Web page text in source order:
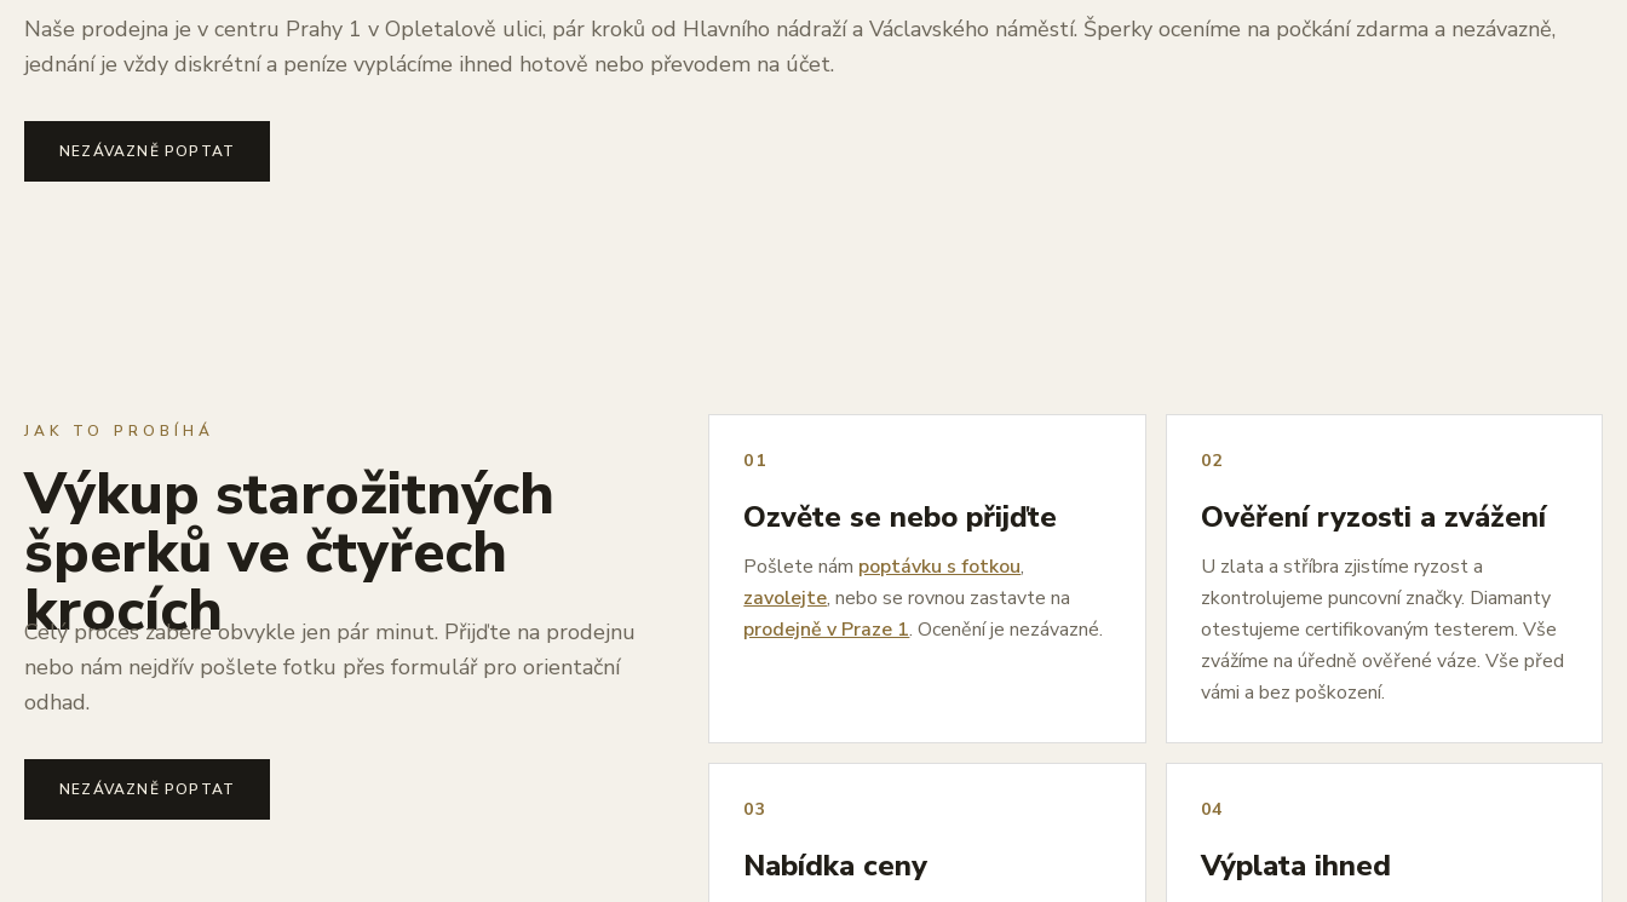
Naše prodejna je v centru Prahy 1 v Opletalově ulici, pár kroků od Hlavního nádraží a Václavského náměstí. Šperky oceníme na počkání zdarma a nezávazně,
jednání je vždy diskrétní a peníze vyplácíme ihned hotově nebo převodem na účet.
NEZÁVAZNĚ POPTAT
JAK TO PROBÍHÁ
Výkup starožitných
šperků ve čtyřech
krocích
Celý proces zabere obvykle jen pár minut. Přijďte na prodejnu
nebo nám nejdřív pošlete fotku přes formulář pro orientační
odhad.
NEZÁVAZNĚ POPTAT
01
Ozvěte se nebo přijďte
Pošlete nám poptávku s fotkou,
zavolejte, nebo se rovnou zastavte na
prodejně v Praze 1. Ocenění je nezávazné.
02
Ověření ryzosti a zvážení
U zlata a stříbra zjistíme ryzost a
zkontrolujeme puncovní značky. Diamanty
otestujeme certifikovaným testerem. Vše
zvážíme na úředně ověřené váze. Vše před
vámi a bez poškození.
03
Nabídka ceny
04
Výplata ihned